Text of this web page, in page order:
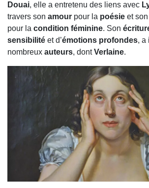
Douai, elle a entretenu des liens avec
travers son amour pour la poésie et son
pour la condition féminine. Son
sensibilité et d’émotions profondes, a
nombreux auteurs, dontVerlaine.